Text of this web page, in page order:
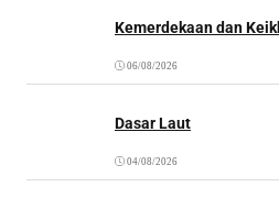
Kemerdekaan dan
06/08/2026
Dasar Laut
04/08/2026